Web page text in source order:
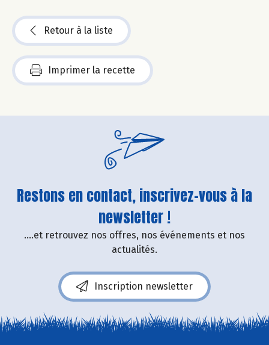
Retour à la liste
Imprimer la recette
Restons en contact, inscrivez-vous à la
newsletter !
....et retrouvez nos offres, nos événements et nos
actualités.
Inscription newsletter